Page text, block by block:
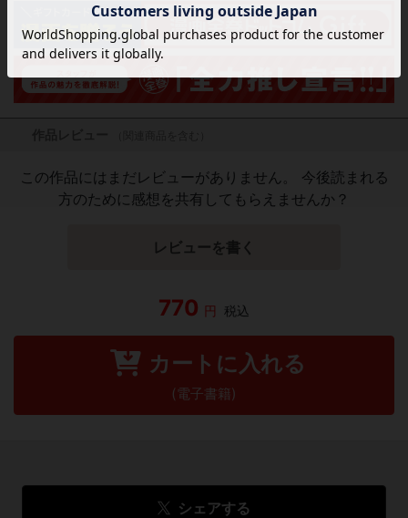
この作品にはまだレビューがありません。 今後読まれる
方のために感想を共有してもらえませんか？
レビューを書く
770 円 税込
カートに入れる
(電子書籍)
シェアする